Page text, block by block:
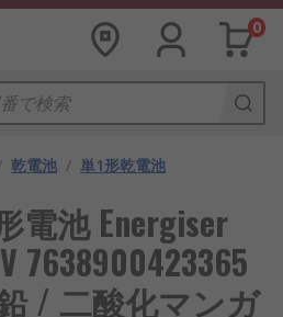
0
乾電池 / 単1形乾電池
電池 Energiser
7638900423365
/ 二酸化マンガ